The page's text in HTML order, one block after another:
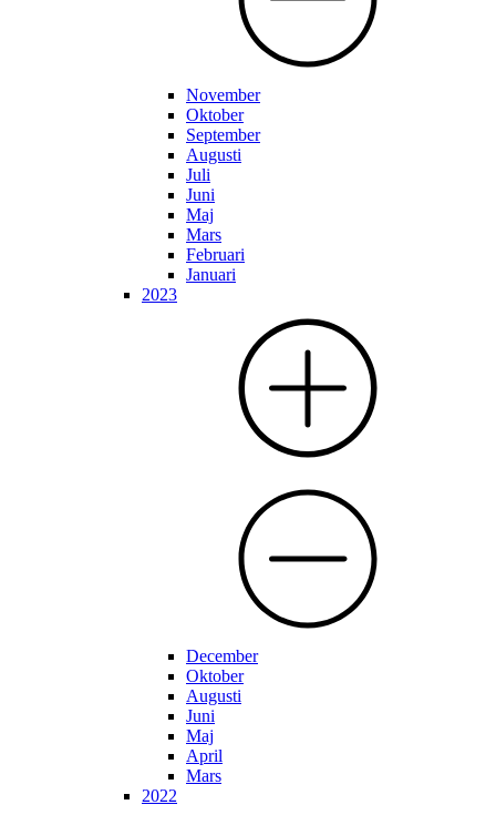
November
Oktober
September
Augusti
Juli
Juni
Maj
Mars
Februari
Januari
2023
December
Oktober
Augusti
Juni
Maj
April
Mars
2022